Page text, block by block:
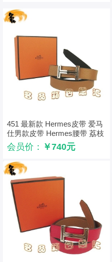
451 最新款 Hermes皮带 爱马
仕男款皮带 Hermes腰带 荔枝
纹浅啡配黑 浅金配黑扣3cm
会员价： ￥740元